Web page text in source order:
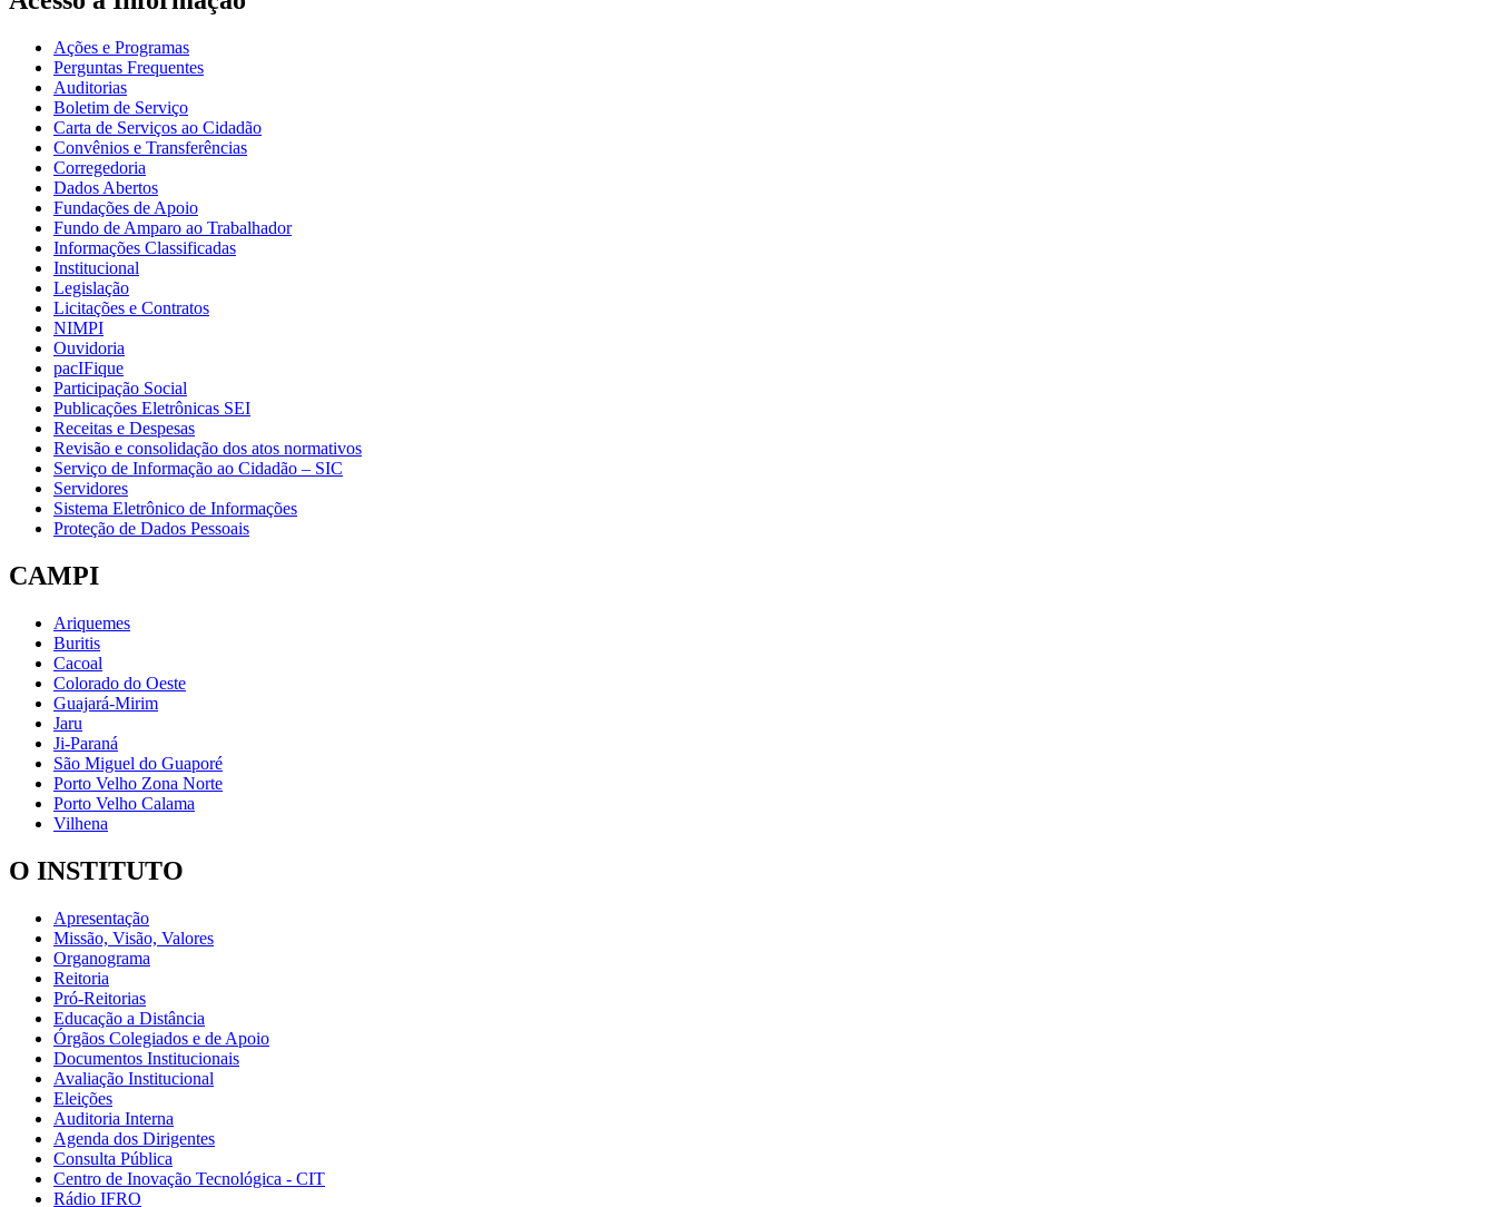
Ações e Programas
Perguntas Frequentes
Auditorias
Boletim de Serviço
Carta de Serviços ao Cidadão
Convênios e Transferências
Corregedoria
Dados Abertos
Fundações de Apoio
Fundo de Amparo ao Trabalhador
Informações Classificadas
Institucional
Legislação
Licitações e Contratos
NIMPI
Ouvidoria
pacIFique
Participação Social
Publicações Eletrônicas SEI
Receitas e Despesas
Revisão e consolidação dos atos normativos
Serviço de Informação ao Cidadão – SIC
Servidores
Sistema Eletrônico de Informações
Proteção de Dados Pessoais
CAMPI
Ariquemes
Buritis
Cacoal
Colorado do Oeste
Guajará-Mirim
Jaru
Ji-Paraná
São Miguel do Guaporé
Porto Velho Zona Norte
Porto Velho Calama
Vilhena
O INSTITUTO
Apresentação
Missão, Visão, Valores
Organograma
Reitoria
Pró-Reitorias
Educação a Distância
Órgãos Colegiados e de Apoio
Documentos Institucionais
Avaliação Institucional
Eleições
Auditoria Interna
Agenda dos Dirigentes
Consulta Pública
Centro de Inovação Tecnológica - CIT
Rádio IFRO